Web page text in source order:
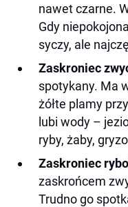
nawet czarne.
Gdy
syczy, ale
Zaskroniec
spotykany. Ma
żółte plamy
lubi wody –
ryby, żaby,
Zaskroniec
zaskrońcem
Trudno go